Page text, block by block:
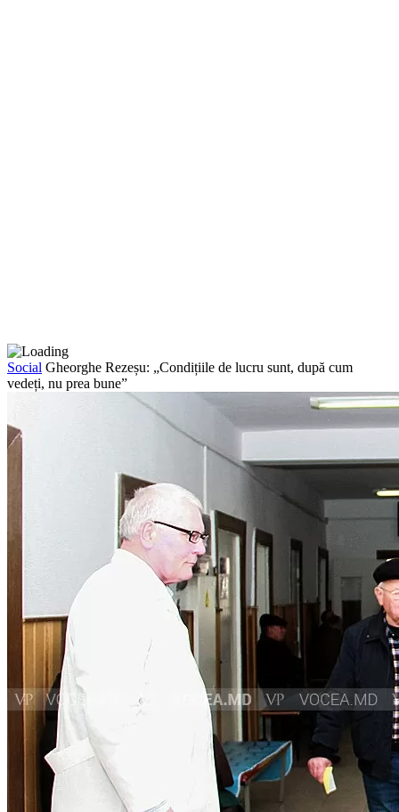
Social Gheorghe Rezeșu: „Condițiile de lucru sunt, după cum
vedeți, nu prea bune”